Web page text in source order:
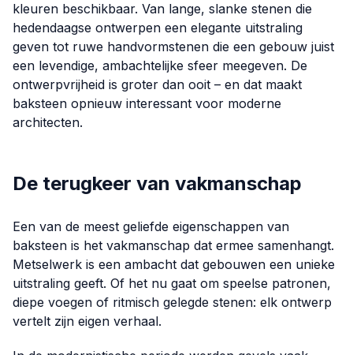
kleuren beschikbaar. Van lange, slanke stenen die
hedendaagse ontwerpen een elegante uitstraling
geven tot ruwe handvormstenen die een gebouw juist
een levendige, ambachtelijke sfeer meegeven. De
ontwerpvrijheid is groter dan ooit – en dat maakt
baksteen opnieuw interessant voor moderne
architecten.
De terugkeer van vakmanschap
Een van de meest geliefde eigenschappen van
baksteen is het vakmanschap dat ermee samenhangt.
Metselwerk is een ambacht dat gebouwen een unieke
uitstraling geeft. Of het nu gaat om speelse patronen,
diepe voegen of ritmisch gelegde stenen: elk ontwerp
vertelt zijn eigen verhaal.